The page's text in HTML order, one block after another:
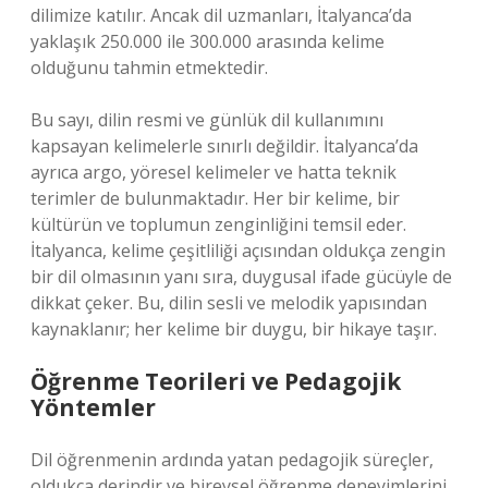
dilimize katılır. Ancak dil uzmanları, İtalyanca’da
yaklaşık 250.000 ile 300.000 arasında kelime
olduğunu tahmin etmektedir.
Bu sayı, dilin resmi ve günlük dil kullanımını
kapsayan kelimelerle sınırlı değildir. İtalyanca’da
ayrıca argo, yöresel kelimeler ve hatta teknik
terimler de bulunmaktadır. Her bir kelime, bir
kültürün ve toplumun zenginliğini temsil eder.
İtalyanca, kelime çeşitliliği açısından oldukça zengin
bir dil olmasının yanı sıra, duygusal ifade gücüyle de
dikkat çeker. Bu, dilin sesli ve melodik yapısından
kaynaklanır; her kelime bir duygu, bir hikaye taşır.
Öğrenme Teorileri ve Pedagojik
Yöntemler
Dil öğrenmenin ardında yatan pedagojik süreçler,